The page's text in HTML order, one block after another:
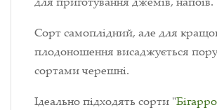
Сорт самоплідний, але для
плодоношення висаджується
сортами черешні.
Ідеально підходять сорти "